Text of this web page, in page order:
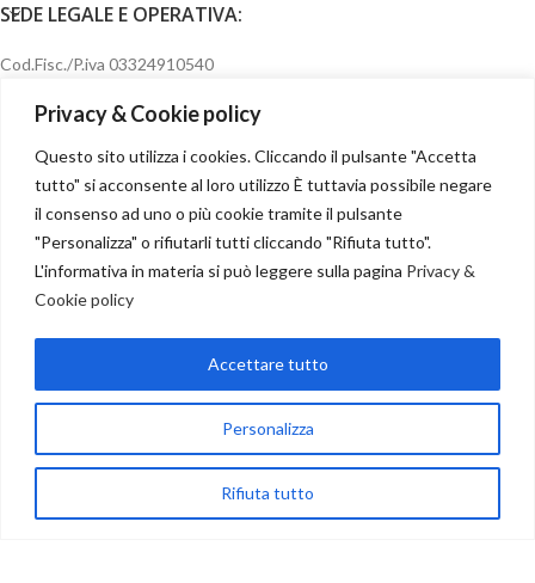
Privacy & Cookie policy
Questo sito utilizza i cookies. Cliccando il pulsante "Accetta
tutto" si acconsente al loro utilizzo È tuttavia possibile negare
il consenso ad uno o più cookie tramite il pulsante
"Personalizza" o rifiutarli tutti cliccando "Rifiuta tutto".
L'informativa in materia si può leggere sulla pagina Privacy &
Cookie policy
Personalizza
Rifiuta tutto
Accettare tutto
SEDE LEGALE E OPERATIVA:
Cod.Fisc./P.iva 03324910540
emailinfo@asiaglobalservice.it
Condizioni di vendita
Recesso
NOSTRI PARTNER
Copyright 2024
Carrello
My account